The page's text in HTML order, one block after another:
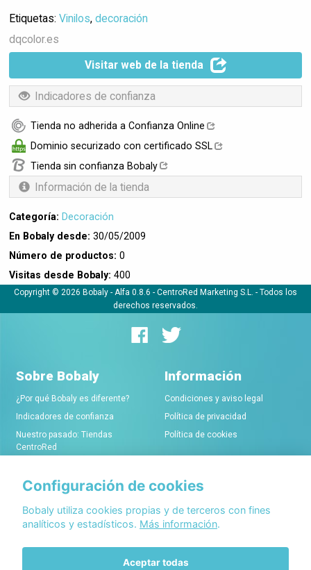
Etiquetas: Vinilos, decoración
dqcolor.es
Visitar web de la tienda
Indicadores de confianza
Tienda no adherida a Confianza Online
Dominio securizado con certificado SSL
Tienda sin confianza Bobaly
Información de la tienda
Categoría: Decoración
En Bobaly desde: 30/05/2009
Número de productos: 0
Visitas desde Bobaly: 400
Copyright © 2026 Bobaly - Alfa 0.8.6 - CentroRed Marketing S.L. - Todos los
derechos reservados.
Sobre Bobaly
¿Por qué Bobaly es diferente?
Indicadores de confianza
Nuestro pasado: Tiendas
CentroRed
Información
Condiciones y aviso legal
Política de privacidad
Política de cookies
Comerciantes
Alta de tiendas online
Condiciones de alta
Conócenos
Acerca de Bobaly Partners
Partner eCommerce
Configuración de cookies
Bobaly utiliza cookies propias y de terceros con fines
analíticos y estadísticos. Más información.
Aceptar todas